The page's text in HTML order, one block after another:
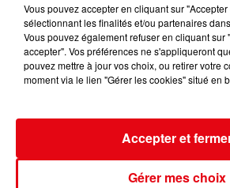
Bélier Taureau
Vous pouvez accepter en cliquant sur
sélectionnant les finalités et/ou partenaires
Vous pouvez également refuser en cliquant sur
accepter". Vos préférences ne s'appliqueront
pouvez mettre à jour vos choix, ou retirer votre
moment via le lien "Gérer les cookies" situé en
Gérer mes choix
Accepter et